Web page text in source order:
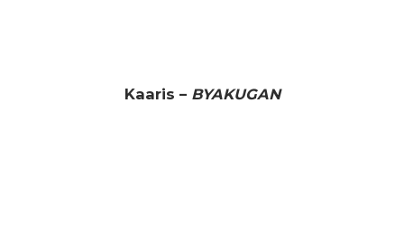
Kaaris – BYAKUGAN